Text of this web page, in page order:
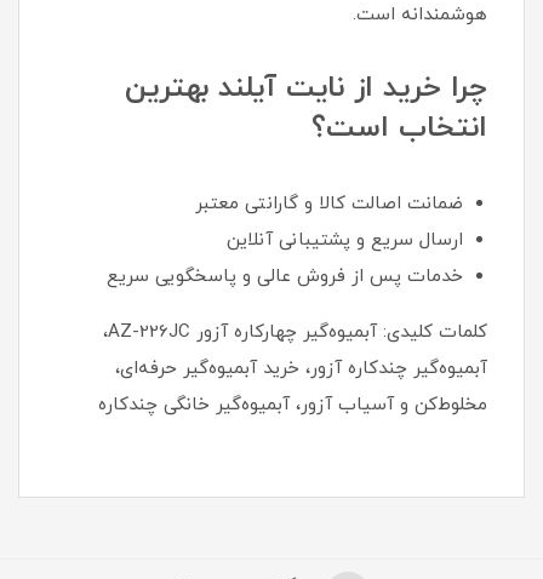
هوشمندانه است.
چرا خرید از نایت آیلند بهترین
انتخاب است؟
ضمانت اصالت کالا و گارانتی معتبر
ارسال سریع و پشتیبانی آنلاین
خدمات پس از فروش عالی و پاسخگویی سریع
کلمات کلیدی: آبمیوه‌گیر چهارکاره آزور AZ-226JC،
آبمیوه‌گیر چندکاره آزور، خرید آبمیوه‌گیر حرفه‌ای،
مخلوط‌کن و آسیاب آزور، آبمیوه‌گیر خانگی چندکاره